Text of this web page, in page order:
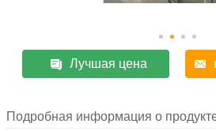
Лучшая цена
Подробная информация о